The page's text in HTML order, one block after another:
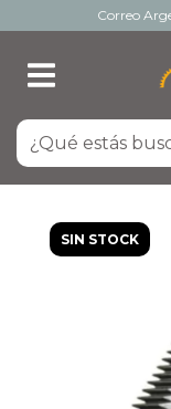
Correo
SIN STOCK